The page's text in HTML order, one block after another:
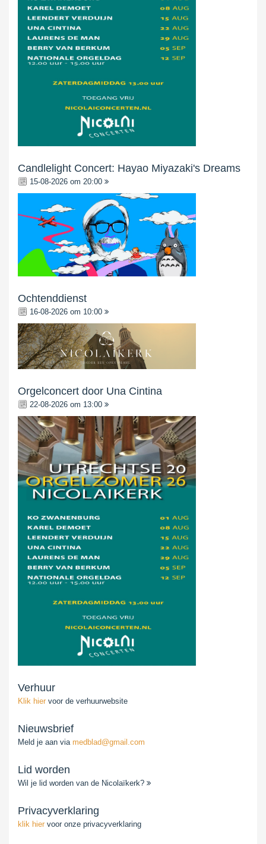
Candlelight Concert: Hayao Miyazaki's Dreams
15-08-2026 om 20:00
Ochtenddienst
16-08-2026 om 10:00
Orgelconcert door Una Cintina
22-08-2026 om 13:00
Verhuur
Klik hier voor de verhuurwebsite
Nieuwsbrief
Meld je aan via medblad@gmail.com
Lid worden
Wil je lid worden van de Nicolaïkerk?
Privacyverklaring
klik hier voor onze privacyverklaring